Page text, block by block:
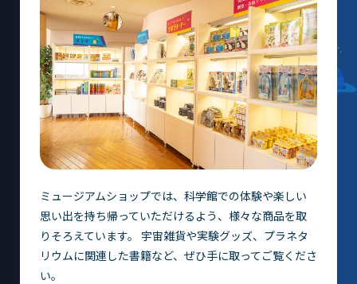
2026年度の利用はこちら
施設案内
フロアガイド
天体観測室
展望テラス・円形広場
スペースシアター
実験工作室
ミュージアムショップでは、科学館での体験や楽しい
思い出を持ち帰っていただけるよう、様々な商品を取
りそろえています。 宇宙雑貨や実験グッズ、プラネタ
リウムに関連した書籍など、ぜひ手に取ってご覧くださ
い。